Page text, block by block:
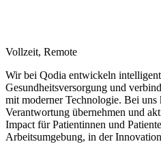
Vollzeit, Remote
Wir bei Qodia entwickeln
Gesundheitsversorgung und
mit moderner Technologie. Bei uns
Verantwortung übernehmen und
Impact für Patientinnen und
Arbeitsumgebung, in der